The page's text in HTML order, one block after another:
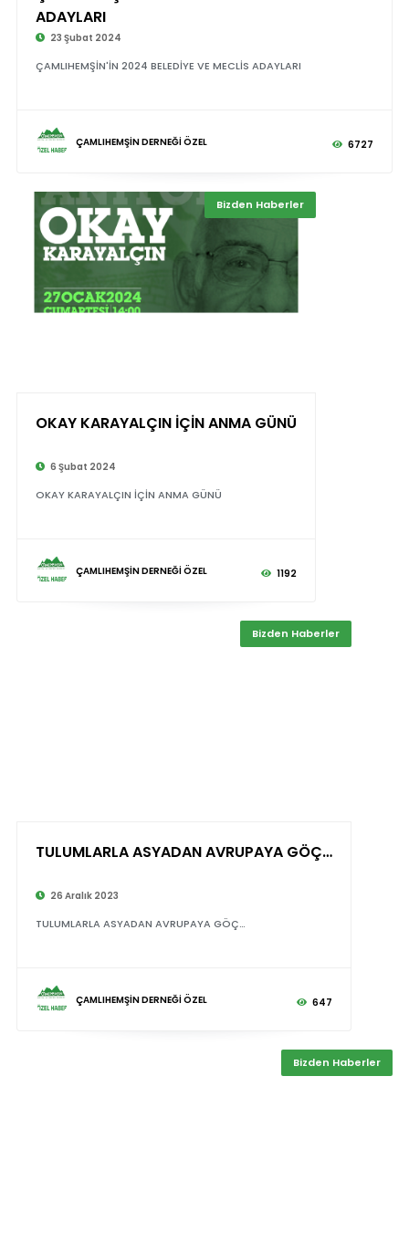
ADAYLARI
23 Şubat 2024
ÇAMLIHEMŞİN'İN 2024 BELEDİYE VE MECLİS ADAYLARI
ÇAMLIHEMŞİN DERNEĞİ ÖZEL 6727
Bizden Haberler
OKAY KARAYALÇIN İÇİN ANMA GÜNÜ
6 Şubat 2024
OKAY KARAYALÇIN İÇİN ANMA GÜNÜ
ÇAMLIHEMŞİN DERNEĞİ ÖZEL 1192
Bizden Haberler
TULUMLARLA ASYADAN AVRUPAYA GÖÇ…
26 Aralık 2023
TULUMLARLA ASYADAN AVRUPAYA GÖÇ…
ÇAMLIHEMŞİN DERNEĞİ ÖZEL 647
Bizden Haberler